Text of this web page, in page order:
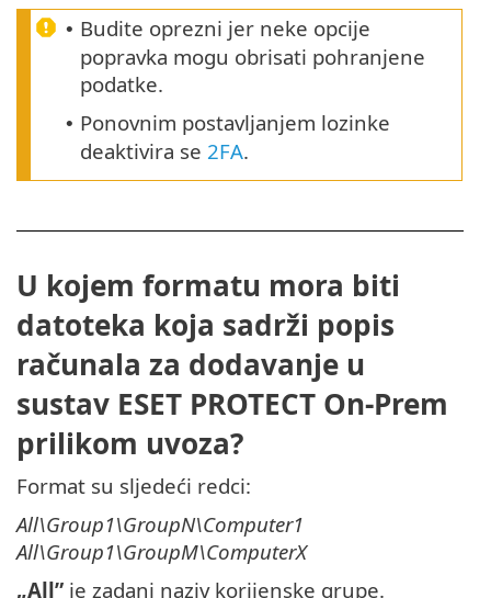
• Budite oprezni jer neke opcije
popravka mogu obrisati pohranjene
podatke.
• Ponovnim postavljanjem lozinke
deaktivira se 2FA.
U kojem formatu mora biti
datoteka koja sadrži popis
računala za dodavanje u
sustav ESET PROTECT On-Prem
prilikom uvoza?
Format su sljedeći redci:
All\Group1\GroupN\Computer1
All\Group1\GroupM\ComputerX
„All” je zadani naziv korijenske grupe.